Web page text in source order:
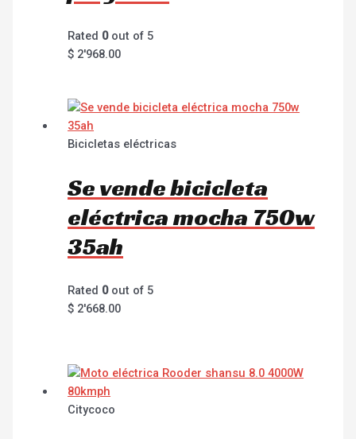
Rated 0out of 5
$ 2'968.00
Bicicletas eléctricas
Se vende bicicleta
eléctrica mocha 750w
35ah
Rated 0out of 5
$ 2'668.00
Citycoco